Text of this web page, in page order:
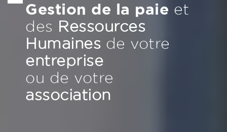
Gestion de la paie et
des Ressources
Humaines de votre
entreprise
ou de votre
association